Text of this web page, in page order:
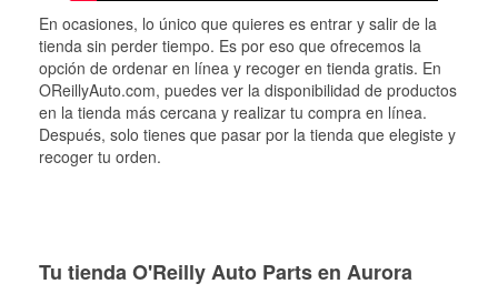
En ocasiones, lo único que quieres es entrar y salir de la
tienda sin perder tiempo. Es por eso que ofrecemos la
opción de ordenar en línea y recoger en tienda gratis. En
OReillyAuto.com, puedes ver la disponibilidad de productos
en la tienda más cercana y realizar tu compra en línea.
Después, solo tienes que pasar por la tienda que elegiste y
recoger tu orden.
Tu tienda O'Reilly Auto Parts en Aurora